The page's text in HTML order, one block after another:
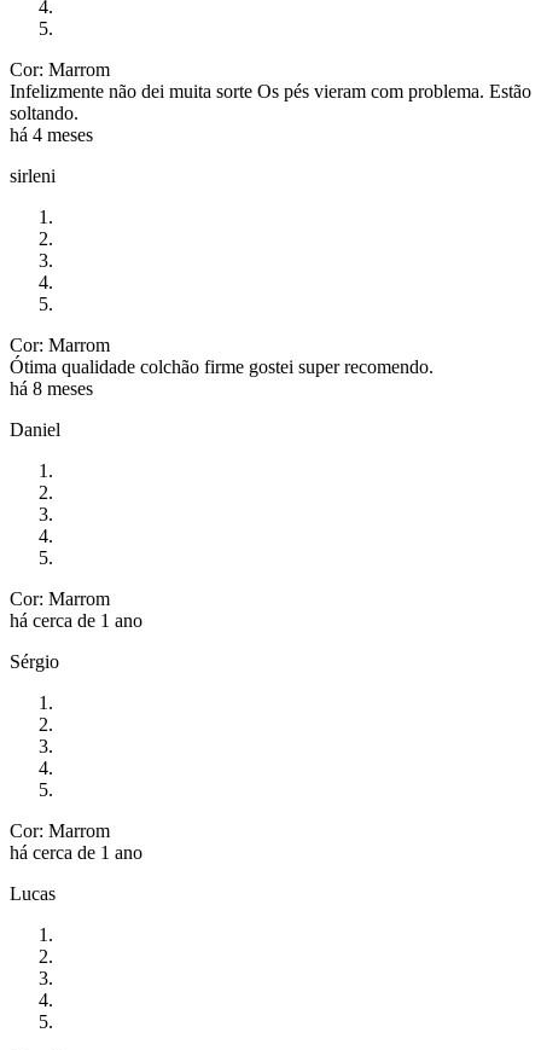
Cor: Marrom
Infelizmente não dei muita sorte Os pés vieram com problema. Estão
soltando.
há 4 meses
sirleni
Cor: Marrom
Ótima qualidade colchão firme gostei super recomendo.
há 8 meses
Daniel
Cor: Marrom
há cerca de 1 ano
Sérgio
Cor: Marrom
há cerca de 1 ano
Lucas